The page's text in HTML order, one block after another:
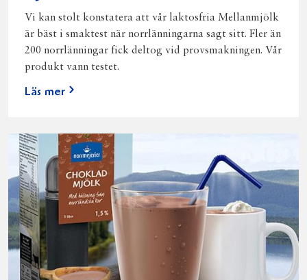
Vi kan stolt konstatera att vår laktosfria Mellanmjölk
är bäst i smaktest när norrlänningarna sagt sitt. Fler än
200 norrlänningar fick deltog vid provsmakningen. Vår
produkt vann testet.
Läs mer